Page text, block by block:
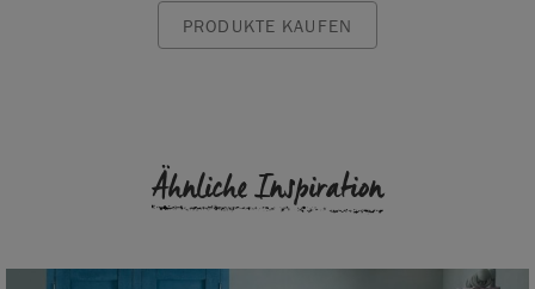
PRODUKTE KAUFEN
Ähnliche Inspiration